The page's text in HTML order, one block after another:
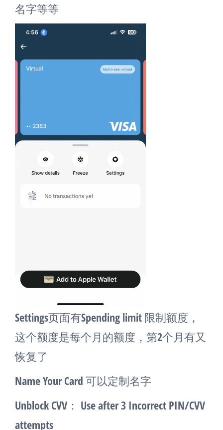
名字等等
Settings页面有Spending limit 限制额度，
这个额度是每个月的额度，第2个月有又
恢复了
Name Your Card 可以定制名字
Unblock CVV： Use after 3 Incorrect PIN/CVV
attempts